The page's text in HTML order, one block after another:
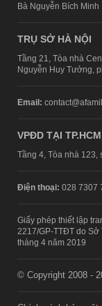
Bà Nguyễn Bích Minh
TRỤ SỞ HÀ NỘI
Tầng 21, Tòa nhà
Nguyễn Huy Tưởng,
Email:
VPĐD TẠI TP.HCM
Tầng 4, Tòa nhà 123,
Điện thoại: 028 7307
Giấy phép thiết lập
2217/GP-TTĐT do Sở
tháng 4 năm 2019
© Copyright 2008 -